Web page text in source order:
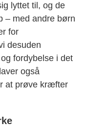
lyttet til, og de
– med andre børn
for
desuden
fordybelse i det
også
at prøve kræfter